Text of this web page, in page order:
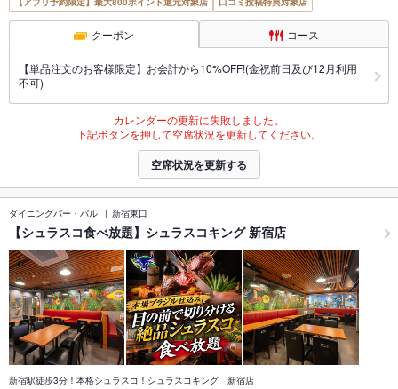
クーポン コース
【単品注文のお客様限定】お会計から10%OFF!(金祝前日及び12月利用
不可)
カレンダーの更新に失敗しました。
下記ボタンを押して空席状況を更新してください。
空席状況を更新する
ダイニングバー・バル 新宿東口
【シュラスコ食べ放題】シュラスコキング 新宿店
新宿駅徒歩3分！本格シュラスコ！シュラスコキング 新宿店